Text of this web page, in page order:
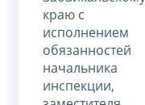
краю с
исполнением
обязанностей
начальника
инспекции,